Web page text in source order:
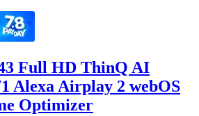
Full HD ThinQ AI
Alexa Airplay 2 webOS
Optimizer